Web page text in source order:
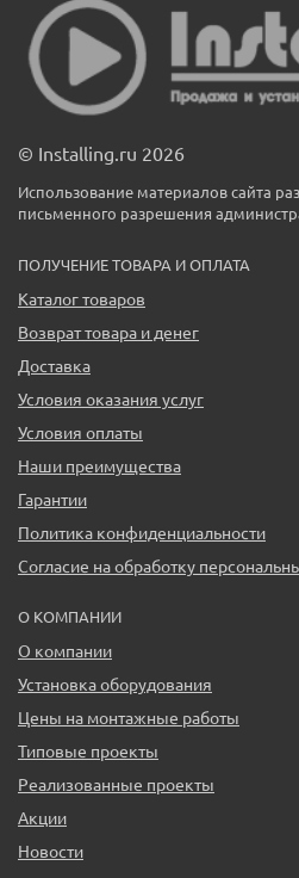
© Installing.ru 2026
Использование материалов сайта
письменного разрешения
ПОЛУЧЕНИЕ ТОВАРА И ОПЛАТА
Каталог товаров
Возврат товара и денег
Доставка
Условия оказания услуг
Условия оплаты
Наши преимущества
Гарантии
Политика конфиденциальности
Согласие на обработку
О КОМПАНИИ
О компании
Установка оборудования
Цены на монтажные работы
Типовые проекты
Реализованные проекты
Акции
Новости